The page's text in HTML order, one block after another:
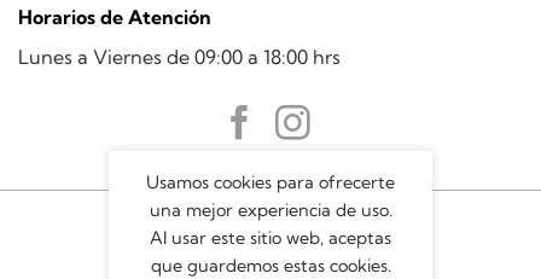
Horarios de Atención
Lunes a Viernes de 09:00 a 18:00 hrs
Usamos cookies para ofrecerte
una mejor experiencia de uso.
Al usar este sitio web, aceptas
que guardemos estas cookies.